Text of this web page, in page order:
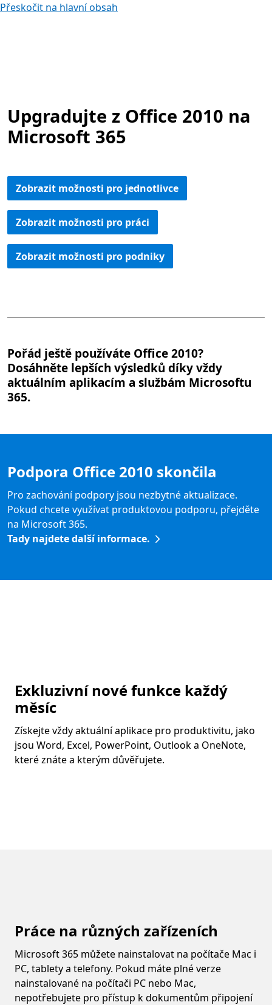
Přeskočit na hlavní obsah
Upgradujte z Office 2010 na
Microsoft 365
Zobrazit možnosti pro jednotlivce
Zobrazit možnosti pro práci
Zobrazit možnosti pro podniky
Pořád ještě používáte Office 2010?
Dosáhněte lepších výsledků díky vždy
aktuálním aplikacím a službám Microsoftu
365.
Podpora Office 2010 skončila
Pro zachování podpory jsou nezbytné aktualizace.
Pokud chcete využívat produktovou podporu, přejděte
na Microsoft 365.
Tady najdete další informace.
Exkluzivní nové funkce každý
měsíc
Získejte vždy aktuální aplikace pro produktivitu, jako
jsou Word, Excel, PowerPoint, Outlook a OneNote,
které znáte a kterým důvěřujete.
Práce na různých zařízeních
Microsoft 365 můžete nainstalovat na počítače Mac i
PC, tablety a telefony. Pokud máte plné verze
nainstalované na počítači PC nebo Mac,
nepotřebujete pro přístup k dokumentům připojení